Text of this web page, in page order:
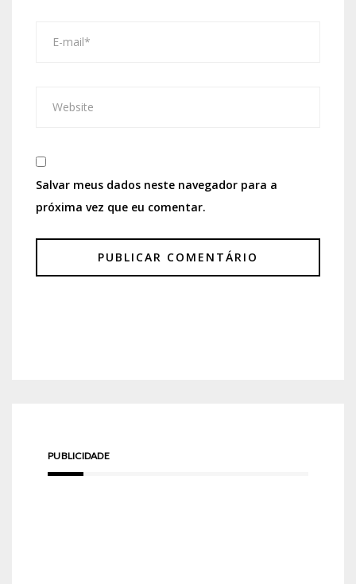
Salvar meus dados neste navegador para a
próxima vez que eu comentar.
PUBLICIDADE